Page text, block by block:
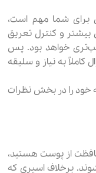
شما مهم است،
بیشتر و کنترل تعریق
خواهد بود. پس
به نیاز و سلیقه
خود را در بخش نظرات
از پوست هستید،
برخلاف اسپری که